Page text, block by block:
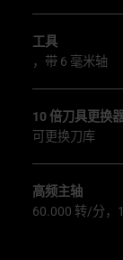
工具
，带 6 毫米轴
10 倍刀具更换
可更换刀库
高频主轴
60.000 转/分，